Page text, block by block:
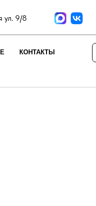
КОНТАКТЫ
ул. 9/8